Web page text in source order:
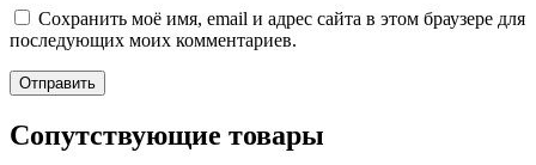
Сохранить моё имя, email и адрес сайта в этом браузере для
последующих моих комментариев.
Сопутствующие товары